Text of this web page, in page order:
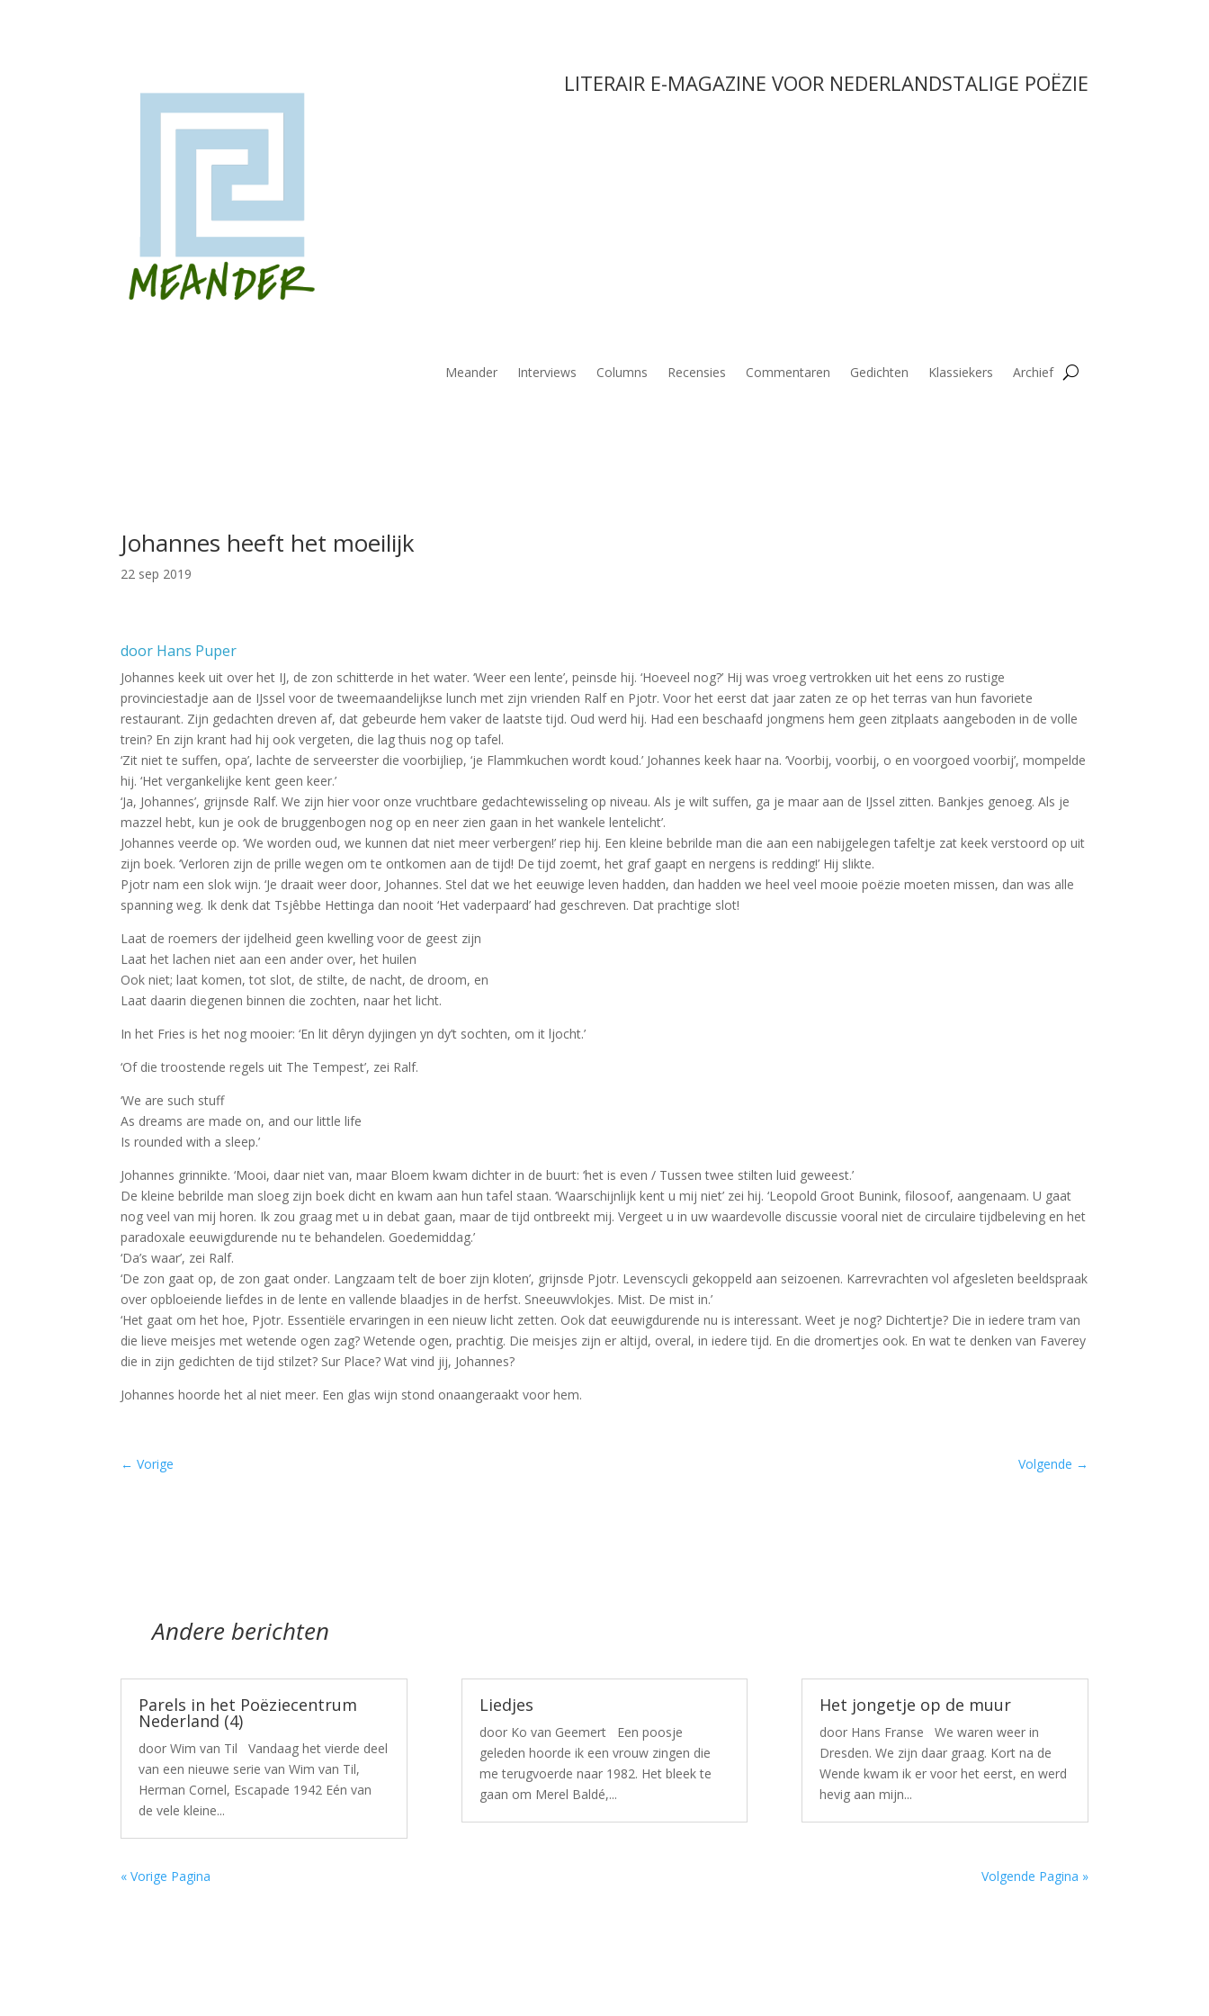
LITERAIR E-MAGAZINE VOOR NEDERLANDSTALIGE POËZIE
Meander Interviews Columns Recensies Commentaren Gedichten Klassiekers Archief
Johannes heeft het moeilijk
22 sep 2019
door Hans Puper
Johannes keek uit over het IJ, de zon schitterde in het water. ‘Weer een lente’, peinsde hij. ‘Hoeveel nog?’ Hij was vroeg vertrokken uit het eens zo rustige
provinciestadje aan de IJssel voor de tweemaandelijkse lunch met zijn vrienden Ralf en Pjotr. Voor het eerst dat jaar zaten ze op het terras van hun favoriete
restaurant. Zijn gedachten dreven af, dat gebeurde hem vaker de laatste tijd. Oud werd hij. Had een beschaafd jongmens hem geen zitplaats aangeboden in de volle
trein? En zijn krant had hij ook vergeten, die lag thuis nog op tafel.
‘Zit niet te suffen, opa’, lachte de serveerster die voorbijliep, ‘je Flammkuchen wordt koud.’ Johannes keek haar na. ‘Voorbij, voorbij, o en voorgoed voorbij’, mompelde
hij. ‘Het vergankelijke kent geen keer.’
‘Ja, Johannes’, grijnsde Ralf. We zijn hier voor onze vruchtbare gedachtewisseling op niveau. Als je wilt suffen, ga je maar aan de IJssel zitten. Bankjes genoeg. Als je
mazzel hebt, kun je ook de bruggenbogen nog op en neer zien gaan in het wankele lentelicht’.
Johannes veerde op. ‘We worden oud, we kunnen dat niet meer verbergen!’ riep hij. Een kleine bebrilde man die aan een nabijgelegen tafeltje zat keek verstoord op uit
zijn boek. ‘Verloren zijn de prille wegen om te ontkomen aan de tijd! De tijd zoemt, het graf gaapt en nergens is redding!’ Hij slikte.
Pjotr nam een slok wijn. ‘Je draait weer door, Johannes. Stel dat we het eeuwige leven hadden, dan hadden we heel veel mooie poëzie moeten missen, dan was alle
spanning weg. Ik denk dat Tsjêbbe Hettinga dan nooit ‘Het vaderpaard’ had geschreven. Dat prachtige slot!
Laat de roemers der ijdelheid geen kwelling voor de geest zijn
Laat het lachen niet aan een ander over, het huilen
Ook niet; laat komen, tot slot, de stilte, de nacht, de droom, en
Laat daarin diegenen binnen die zochten, naar het licht.
In het Fries is het nog mooier: ‘En lit dêryn dyjingen yn dy’t sochten, om it ljocht.’
‘Of die troostende regels uit The Tempest’, zei Ralf.
‘We are such stuff
As dreams are made on, and our little life
Is rounded with a sleep.’
Johannes grinnikte. ‘Mooi, daar niet van, maar Bloem kwam dichter in de buurt: ‘het is even / Tussen twee stilten luid geweest.’
De kleine bebrilde man sloeg zijn boek dicht en kwam aan hun tafel staan. ‘Waarschijnlijk kent u mij niet’ zei hij. ‘Leopold Groot Bunink, filosoof, aangenaam. U gaat
nog veel van mij horen. Ik zou graag met u in debat gaan, maar de tijd ontbreekt mij. Vergeet u in uw waardevolle discussie vooral niet de circulaire tijdbeleving en het
paradoxale eeuwigdurende nu te behandelen. Goedemiddag.’
‘Da’s waar’, zei Ralf.
‘De zon gaat op, de zon gaat onder. Langzaam telt de boer zijn kloten’, grijnsde Pjotr. Levenscycli gekoppeld aan seizoenen. Karrevrachten vol afgesleten beeldspraak
over opbloeiende liefdes in de lente en vallende blaadjes in de herfst. Sneeuwvlokjes. Mist. De mist in.’
‘Het gaat om het hoe, Pjotr. Essentiële ervaringen in een nieuw licht zetten. Ook dat eeuwigdurende nu is interessant. Weet je nog? Dichtertje? Die in iedere tram van
die lieve meisjes met wetende ogen zag? Wetende ogen, prachtig. Die meisjes zijn er altijd, overal, in iedere tijd. En die dromertjes ook. En wat te denken van Faverey
die in zijn gedichten de tijd stilzet? Sur Place? Wat vind jij, Johannes?
Johannes hoorde het al niet meer. Een glas wijn stond onaangeraakt voor hem.
←Vorige Volgende →
Andere berichten
Parels in het Poëziecentrum
Nederland (4)
door Wim van Til Vandaag het vierde deel
van een nieuwe serie van Wim van Til,
Herman Cornel, Escapade 1942 Eén van
de vele kleine...
Liedjes
door Ko van Geemert Een poosje
geleden hoorde ik een vrouw zingen die
me terugvoerde naar 1982. Het bleek te
gaan om Merel Baldé,...
Het jongetje op de muur
door Hans Franse We waren weer in
Dresden. We zijn daar graag. Kort na de
Wende kwam ik er voor het eerst, en werd
hevig aan mijn...
« Vorige Pagina Volgende Pagina »